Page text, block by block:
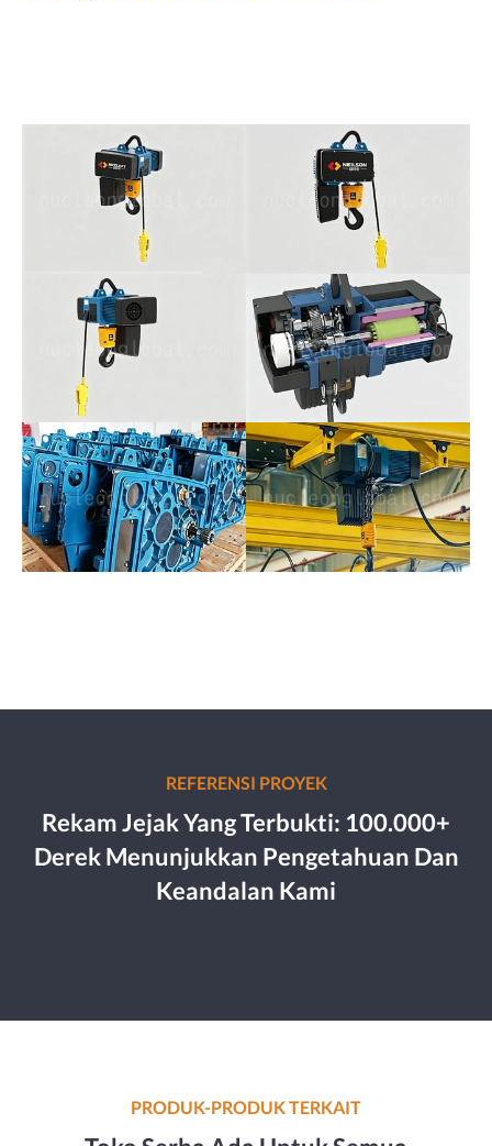
REFERENSI PROYEK
Rekam Jejak Yang Terbukti: 100.000+
Derek Menunjukkan Pengetahuan Dan
Keandalan Kami
PRODUK-PRODUK TERKAIT